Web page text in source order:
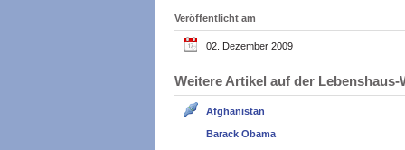
Veröffentlicht am
02. Dezember 2009
Weitere Artikel auf der
Afghanistan
Barack Obama